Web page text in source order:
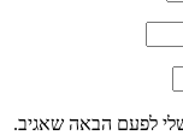
לפעם הבאה שאגיב.